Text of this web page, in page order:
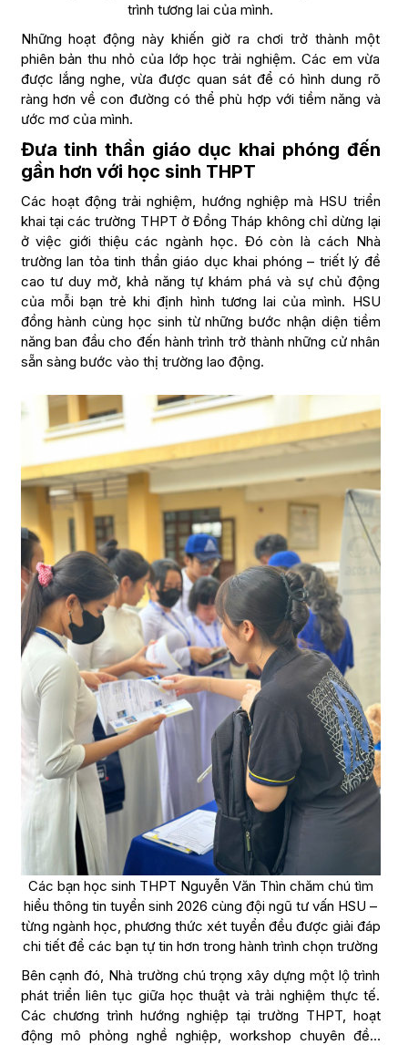
trình tương lai của mình.
Những hoạt động này khiến giờ ra chơi trở thành một
phiên bản thu nhỏ của lớp học trải nghiệm. Các em vừa
được lắng nghe, vừa được quan sát để có hình dung rõ
ràng hơn về con đường có thể phù hợp với tiềm năng và
ước mơ của mình.
Đưa tinh thần giáo dục khai phóng đến
gần hơn với học sinh THPT
Các hoạt động trải nghiệm, hướng nghiệp mà HSU triển
khai tại các trường THPT ở Đồng Tháp không chỉ dừng lại
ở việc giới thiệu các ngành học. Đó còn là cách Nhà
trường lan tỏa tinh thần giáo dục khai phóng – triết lý đề
cao tư duy mở, khả năng tự khám phá và sự chủ động
của mỗi bạn trẻ khi định hình tương lai của mình. HSU
đồng hành cùng học sinh từ những bước nhận diện tiềm
năng ban đầu cho đến hành trình trở thành những cử nhân
sẵn sàng bước vào thị trường lao động.
Các bạn học sinh THPT Nguyễn Văn Thìn chăm chú tìm
hiểu thông tin tuyển sinh 2026 cùng đội ngũ tư vấn HSU –
từng ngành học, phương thức xét tuyển đều được giải đáp
chi tiết để các bạn tự tin hơn trong hành trình chọn trường
Bên cạnh đó, Nhà trường chú trọng xây dựng một lộ trình
phát triển liên tục giữa học thuật và trải nghiệm thực tế.
Các chương trình hướng nghiệp tại trường THPT, hoạt
động mô phỏng nghề nghiệp, workshop chuyên đề…